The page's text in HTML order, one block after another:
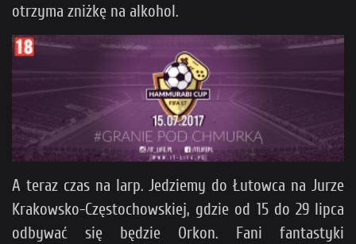
otrzyma zniżkę na alkohol.
A teraz czas na larp. Jedziemy do Łutowca na Jurze
Krakowsko-Częstochowskiej, gdzie od 15 do 29 lipca
odbywać się będzie Orkon. Fani fantastyki